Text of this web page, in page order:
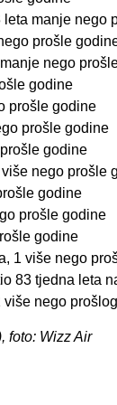
manje nego
prošle
nego
godine
prošle godine
prošle godine
godine
nego prošle
godine
prošle godine
godine
1 više nego
83 tjedna leta
nego
foto: Wizz Air